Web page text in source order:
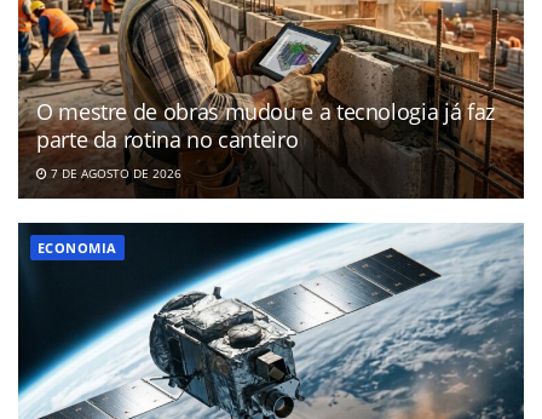
O mestre de obras mudou e a tecnologia já faz
parte da rotina no canteiro
7 DE AGOSTO DE 2026
ECONOMIA